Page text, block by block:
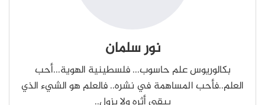
نور سلمان
بكالوريوس علم حاسوب... فلسطينية الهوية...أحب
العلم..فأحب المساهمة في نشره.. فالعلم هو الشيء الذي